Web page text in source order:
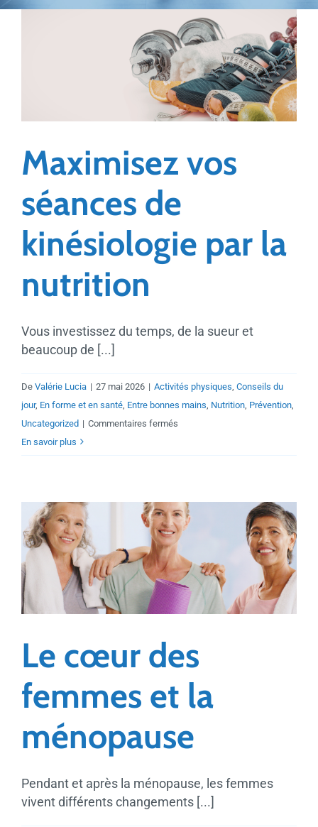
Maximisez vos
séances de
kinésiologie par la
nutrition
Vous investissez du temps, de la sueur et
beaucoup de [...]
De Valérie Lucia | 27 mai 2026 | Activités physiques Conseils du
jour, En forme et en santé Entre bonnes mains Nutrition Prévention
Uncategorized | Commentaires fermés
kinésiologie
par
la
nutrition
En savoir plus
Le cœur des
femmes et la
ménopause
Pendant et après la ménopause, les femmes
vivent différents changements [...]